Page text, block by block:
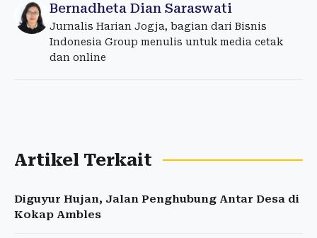
Bernadheta Dian Saraswati
Jurnalis Harian Jogja, bagian dari Bisnis
Indonesia Group menulis untuk media cetak
dan online
Artikel Terkait
Diguyur Hujan, Jalan Penghubung Antar Desa di
Kokap Ambles